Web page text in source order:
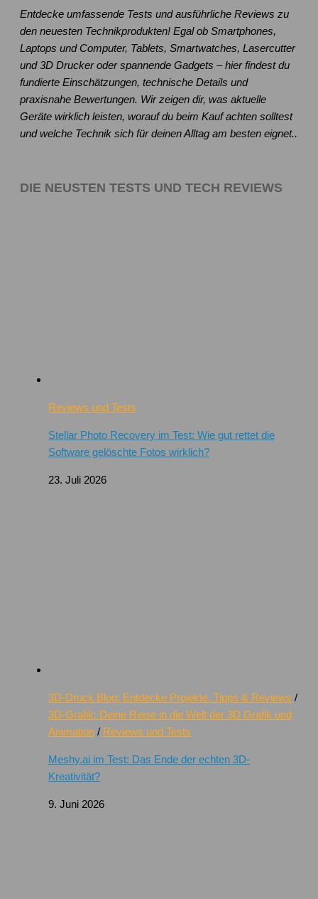
Entdecke umfassende Tests und ausführliche Reviews zu
den neuesten Technikprodukten! Egal ob Smartphones,
Laptops und Computer, Tablets, Smartwatches, Lasercutter
und 3D Drucker oder spannende Gadgets – hier findest du
fundierte Einschätzungen, technische Details und
praxisnahe Bewertungen. Wir zeigen dir, was aktuelle
Geräte wirklich leisten, worauf du beim Kauf achten solltest
und welche Technik sich für deinen Alltag am besten eignet..
DIE NEUSTEN TESTS UND TECH REVIEWS
Reviews und Tests
Stellar Photo Recovery im Test: Wie gut rettet die
Software gelöschte Fotos wirklich?
23. Juli 2026
3D-Druck Blog: Entdecke Projekte, Tipps & Reviews /
3D-Grafik: Deine Reise in die Welt der 3D Grafik und
Animation / Reviews und Tests
Meshy.ai im Test: Das Ende der echten 3D-
Kreativität?
9. Juni 2026